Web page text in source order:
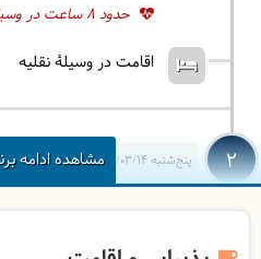
حدود 8 ساعت در وسیله نقلیه
اقامت در وسیلۀ نقلیه
2 پنج‌شنبه 4, 2026 | 1405/03/14
سمت دریاچه زیبای
مشاهدهادامه